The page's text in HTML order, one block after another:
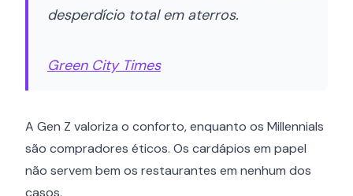
desperdício total em aterros.
Green City Times
A Gen Z valoriza o conforto, enquanto os Millennials
são compradores éticos. Os cardápios em papel
não servem bem os restaurantes em nenhum dos
casos.